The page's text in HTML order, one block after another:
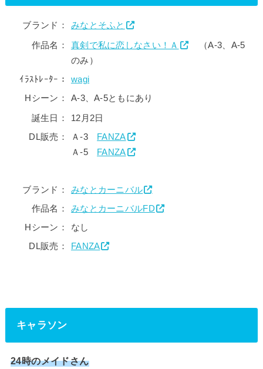
ブランド： みなとそふと
作品名： 真剣で私に恋しなさい！Ａ
（A-3、A-5
のみ）
ｲﾗｽﾄﾚｰﾀｰ：
wagi
Hシーン：
A-3、A-5ともにあり
誕生日：
12月2日
DL販売：
Ａ-3
FANZA
Ａ-5
FANZA
ブランド：
みなとカーニバル
作品名：
みなとカーニバルFD
Hシーン：
なし
DL販売：
FANZA
キャラソン
24時のメイドさん